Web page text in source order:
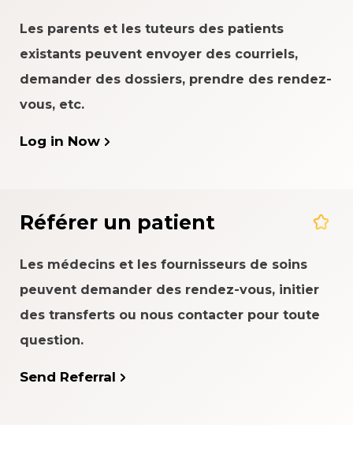
Les parents et les tuteurs des patients
existants peuvent envoyer des courriels,
demander des dossiers, prendre des rendez-
vous, etc.
Log in Now
Référer un patient
Les médecins et les fournisseurs de soins
peuvent demander des rendez-vous, initier
des transferts ou nous contacter pour toute
question.
Send Referral